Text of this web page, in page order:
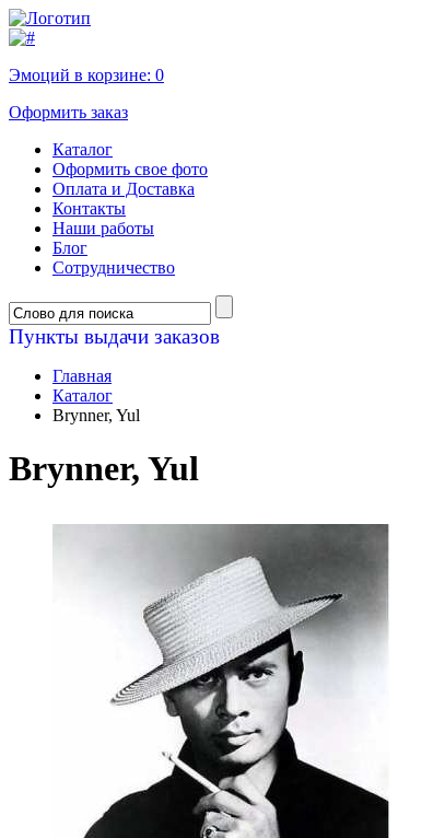
Эмоций в корзине: 0
Оформить заказ
Каталог
Оформить свое фото
Оплата и Доставка
Контакты
Наши работы
Блог
Сотрудничество
Пункты выдачи заказов
Главная
Каталог
Brynner, Yul
Brynner, Yul